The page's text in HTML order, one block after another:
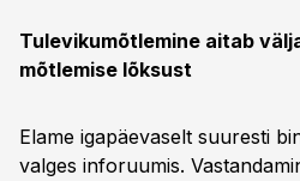
Tulevikumõtlemine aitab
mõtlemise lõksust
Elame igapäevaselt suuresti
valges inforuumis.